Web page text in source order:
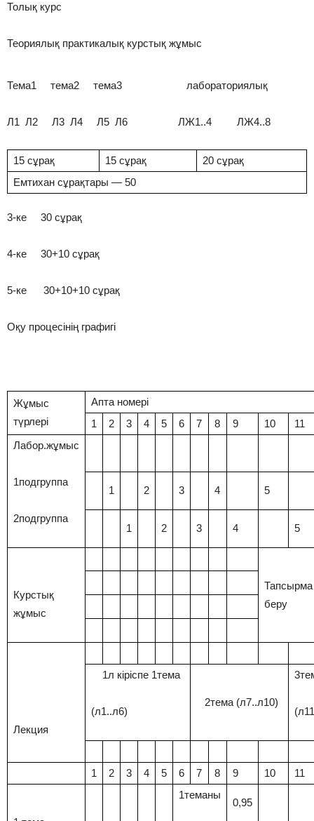
Толық курс
Теориялық практикалық курстық жұмыс
Тема1 тема2 тема3 лабораториялық
Л1 Л2 Л3 Л4 Л5 Л6 ЛЖ1..4 ЛЖ4..8
15 сұрақ 15 сұрақ
20 сұрақ
Емтихан сұрақтары — 50
3-ке 30 сұрақ
4-ке 30+10 сұрақ
5-ке 30+10+10 сұрақ
Оқу процесінің графигі
Жұмыс
түрлері
Апта номері
1
2 3 4 5 6 7 8 9 10
11
Лабор.жұмыс
1подгруппа
2подгруппа
1 2 3 4 5
1 2 3 4 5
Курстық
жұмыс
Тапсырма
беру
Лекция
1л кіріспе 1тема
(л1..л6)
2тема (л7..л10)
1 2 3 4 5 6 7 8 9 10 11
1теманы
0,95